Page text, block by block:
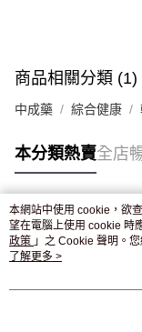
付款後門市自取，訂
商品相關分類 (1)
中成藥 綜合健康
本分類熱賣全店
熱門標籤
熱銷排行
本網站中使用 cookie，欲
望在電腦上使用 cookie 時
政策 」之 Cookie 聲明。
條款之 Cookie 聲明使用
了解更多 >